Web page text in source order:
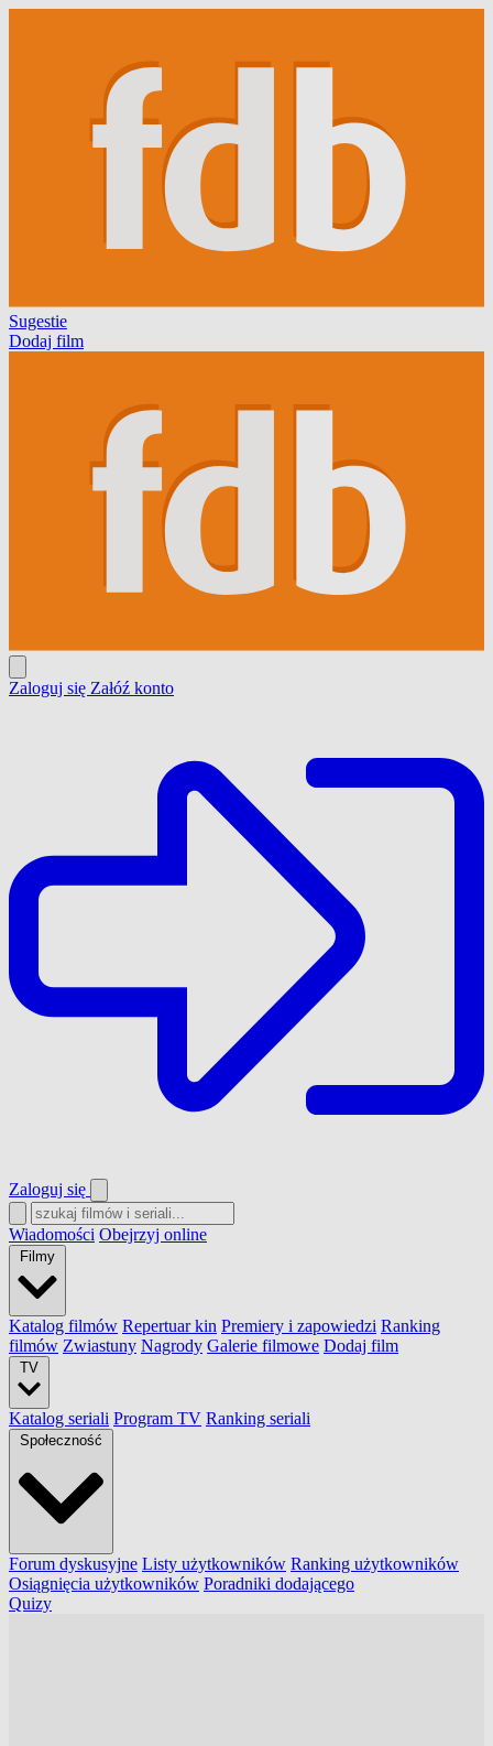
Sugestie
Dodaj film
Zaloguj się Załóź konto
Zaloguj się
Wiadomości Obejrzyj online
Filmy
Katalog filmów Repertuar kin Premiery i zapowiedzi Ranking
filmów Zwiastuny Nagrody Galerie filmowe Dodaj film
TV
Katalog seriali Program TV Ranking seriali
Społeczność
Forum dyskusyjne Listy użytkowników Ranking użytkowników
Osiągnięcia użytkowników Poradniki dodającego
Quizy